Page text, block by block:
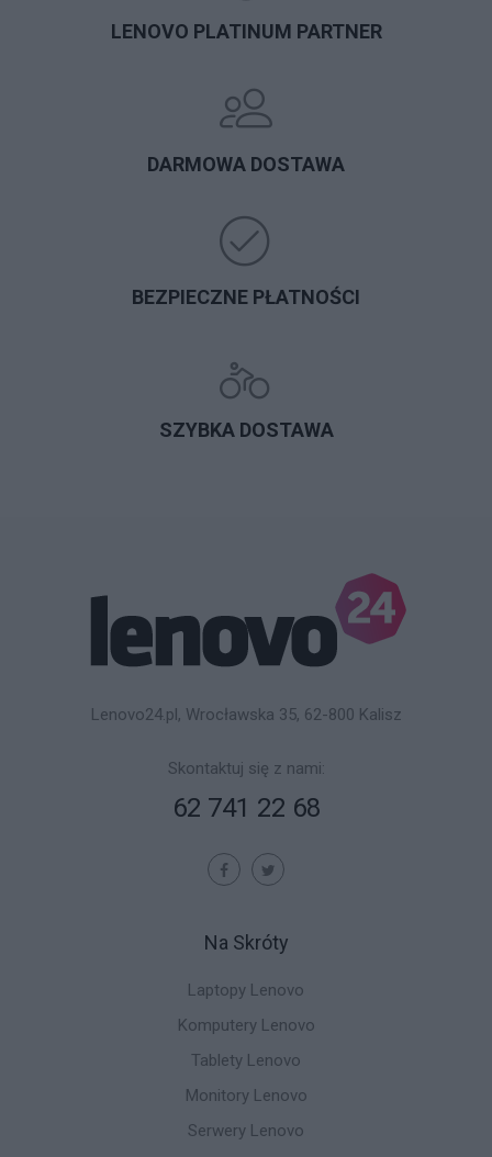
LENOVO PLATINUM PARTNER
DARMOWA DOSTAWA
BEZPIECZNE PŁATNOŚCI
SZYBKA DOSTAWA
Lenovo24.pl, Wrocławska 35, 62-800 Kalisz
Skontaktuj się z nami:
62 741 22 68
Na Skróty
Laptopy Lenovo
Komputery Lenovo
Tablety Lenovo
Monitory Lenovo
Serwery Lenovo